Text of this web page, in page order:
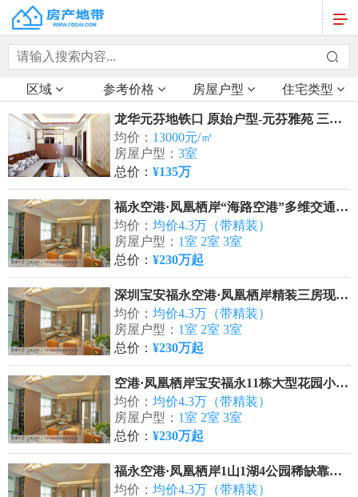
区域 参考价格 房屋户型 住宅类型
龙华元芬地铁口 原始户型-元芬雅苑 三房二厅135万/套起
均价： 13000元/㎡
房屋户型：3室
总价：¥135万
福永空港·凤凰栖岸“海路空港”多维交通速连大湾区
均价：均价4.3万（带精装）
房屋户型： 1室 2室 3室
总价：¥230万起
深圳宝安福永空港·凤凰栖岸精装三房现楼交付
均价：均价4.3万（带精装）
房屋户型： 1室 2室 3室
总价：¥230万起
空港·凤凰栖岸宝安福永11栋大型花园小区精装修
均价：均价4.3万（带精装）
房屋户型： 1室 2室 3室
总价：¥230万起
福永空港·凤凰栖岸1山1湖4公园稀缺靠山面湖景观
均价：均价4.3万（带精装）